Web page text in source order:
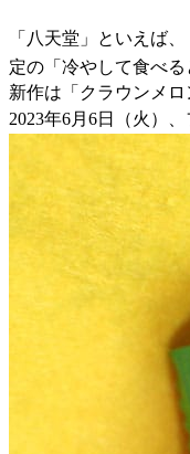
「八天堂」といえば
定の「冷やして食べ
新作は「クラウンメロ
2023年6月6日（火）